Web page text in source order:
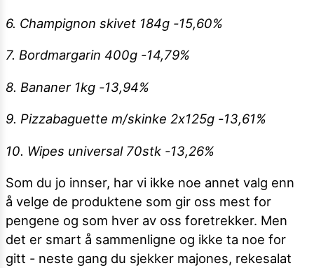
6. Champignon skivet 184g -15,60%
7. Bordmargarin 400g -14,79%
8. Bananer 1kg -13,94%
9. Pizzabaguette m/skinke 2x125g -13,61%
10. Wipes universal 70stk -13,26%
Som du jo innser, har vi ikke noe annet valg enn
å velge de produktene som gir oss mest for
pengene og som hver av oss foretrekker. Men
det er smart å sammenligne og ikke ta noe for
gitt - neste gang du sjekker majones, rekesalat